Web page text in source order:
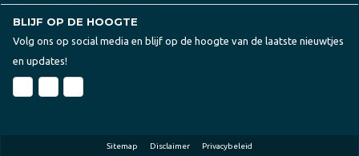
BLIJF OP DE HOOGTE
Volg ons op social media en blijf op de hoogte van de laatste nieuwtjes
en updates!
Sitemap Disclaimer Privacybeleid